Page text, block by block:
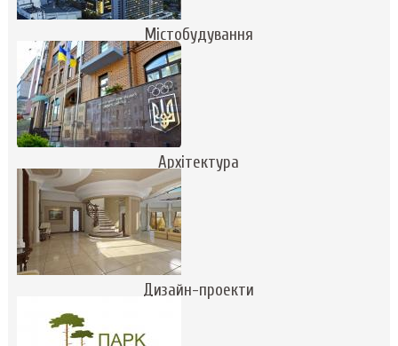
Містобудування
Архітектура
Дизайн-проекти